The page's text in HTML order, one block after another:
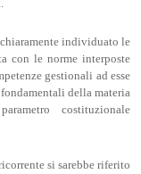
individuato le
con le norme interposte
gestionali ad esse
della materia
costituzionale
si sarebbe riferito